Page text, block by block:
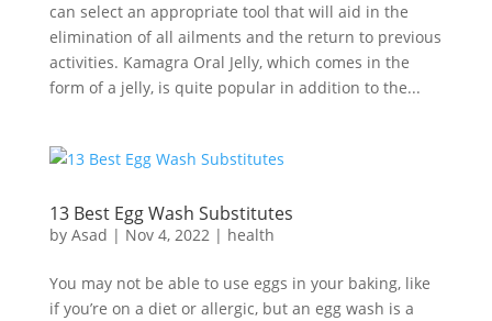
can select an appropriate tool that will aid in the
elimination of all ailments and the return to previous
activities. Kamagra Oral Jelly, which comes in the
form of a jelly, is quite popular in addition to the...
13 Best Egg Wash Substitutes
by Asad | Nov 4, 2022| health
You may not be able to use eggs in your baking, like
if you’re on a diet or allergic, but an egg wash is a